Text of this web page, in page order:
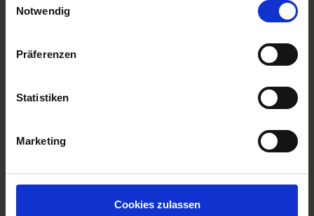
Notwendig
Präferenzen
Statistiken
Marketing
Cookies zulassen
Nilkreuzfahrt
MS Alina
MS Anesha
MS Elegant Lady
TOP Themen
Flussreisen mit An- und Abreise
Deutschsprachiger Gästeservice
Last Minute Flusskreuzfahrten